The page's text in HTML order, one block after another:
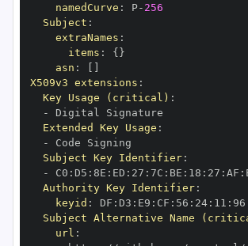
namedCurve : P- 256
Subject :
extraNames :
items : { }
asn :
X509v3 extensions :
Key Usage (critical) :
-
Extended Key Usage :
-
Subject Key Identifier:
-
C0 : D5 : 8E : ED : 27 : 7C : BE : 18 : 27 : AF :
Authority Key Identifier:
keyid : DF : D3 : E9 : CF : 56 : 24: 11 : 96
Subject Alternative Name
url :